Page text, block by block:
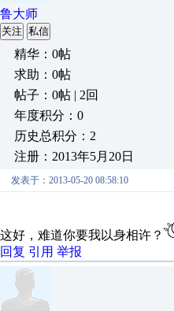
鲁大师
关注 私信
精华：0帖
求助：0帖
帖子：0帖 | 2回
年度积分：0
历史总积分：2
注册：2013年5月20日
发表于：2013-05-20 08:58:10
这好，难道你要我以身相许？
回复 引用 举报